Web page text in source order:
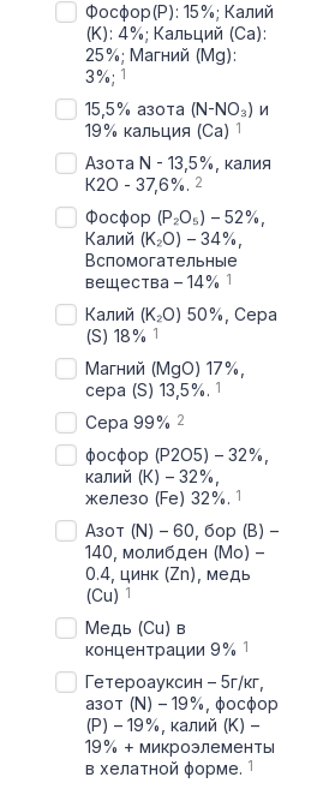
Фосфор(P): 15%; Калий
(K): 4%; Кальций (Ca):
25%; Магний (Mg):
3%; 1
15,5% азота (N-NO₃) и
19% кальция (Ca) 1
Азота N - 13,5%, калия
К2О - 37,6%. 2
Фосфор (P₂O₅) – 52%,
Калий (K₂O) – 34%,
Вспомогательные
вещества – 14% 1
Калий (K₂O) 50%, Сера
(S) 18% 1
Магний (MgO) 17%,
сера (S) 13,5%. 1
Сера 99% 2
фосфор (P2O5) – 32%,
калий (К) – 32%,
железо (Fe) 32%. 1
Азот (N) – 60, бор (B) –
140, молибден (Mo) –
0.4, цинк (Zn), медь
(Cu) 1
Медь (Cu) в
концентрации 9% 1
Гетероауксин – 5г/кг,
азот (N) – 19%, фосфор
(P) – 19%, калий (K) –
19% + микроэлементы
в хелатной форме. 1